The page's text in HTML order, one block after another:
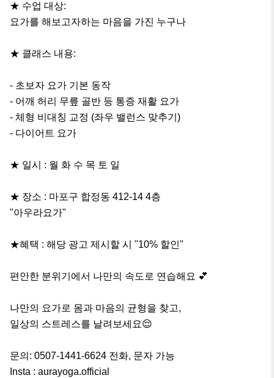
★ 수업 대상:
요가를 해보고자하는 마음을 가진 누구나
★ 클래스 내용:
- 초보자 요가 기본 동작
- 어깨 허리 무릎 골반 등 통증 재활 요가
- 체형 비대칭 교정 (좌우 밸런스 맞추기)
- 다이어트 요가
★ 일시 : 월 화 수 목 토 일
★ 장소 : 마포구 합정동 412-14 4층
"아우라요가"
★혜택 : 해당 광고 제시할 시 "10% 할인"
편안한 분위기에서 나만의 속도로 연습해요 💕
나만의 요가로 몸과 마음의 균형을 찾고,
일상의 스트레스를 날려보세요😌
문의: 0507-1441-6624 전화, 문자 가능
Insta : aurayoga.official